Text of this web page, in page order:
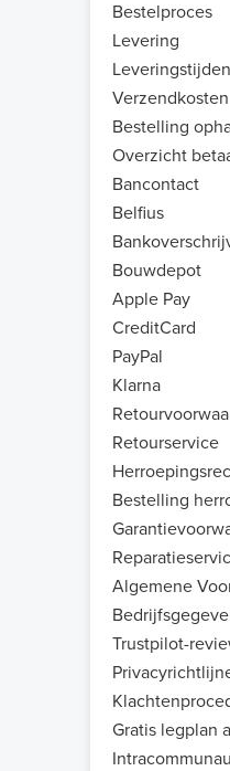
Bestelproces
Levering
Leveringstijden
Verzendkosten
Bestelling
Overzicht
Bancontact
Belfius
Bouwdepot
Apple Pay
CreditCard
PayPal
Klarna
Retourservice
Bestelling
Algemene
Trustpilot-
Gratis legplan